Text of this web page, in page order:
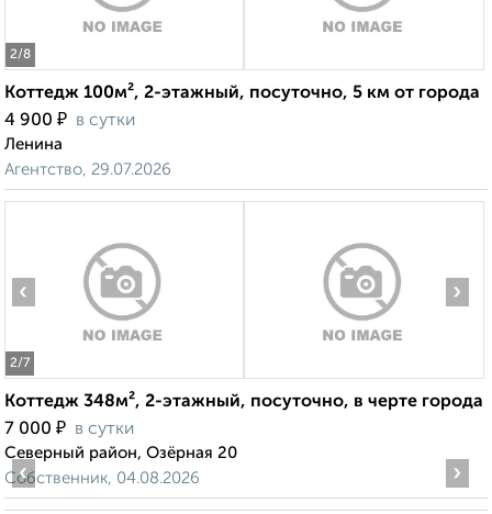
2/8
Коттедж 100м², 2-этажный, посуточно, 5 км от города
4 900 ₽ в сутки
Ленина
Агентство, 29.07.2026
2/7
‹ ›
Коттедж 348м², 2-этажный, посуточно, в черте города
7 000 ₽ в сутки
Северный район, Озёрная 20
Собственник, 04.08.2026
‹ ›